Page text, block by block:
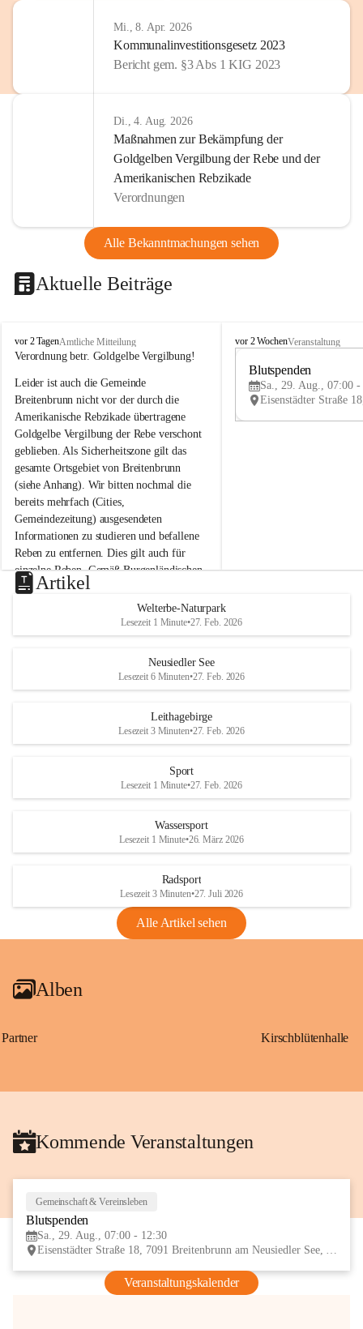
Mi., 8. Apr. 2026
Kommunalinvestitionsgesetz 2023
Bericht gem. §3 Abs 1 KIG 2023
Di., 4. Aug. 2026
Maßnahmen zur Bekämpfung der
Goldgelben Vergilbung der Rebe und der
Amerikanischen Rebzikade
Verordnungen
Alle Bekanntmachungen sehen
Aktuelle Beiträge
B
r
i
t
e
n
b
r
u
n
n
a
m
N
e
u
s
d
S
vor 2 TagenAmtliche Mitteilung
Verordnung betr. Goldgelbe Vergilbung!
Leider ist auch die Gemeinde
Breitenbrunn nicht vor der durch die
Amerikanische Rebzikade übertragene
Goldgelbe Vergilbung der Rebe verschont
geblieben. Als Sicherheitszone gilt das
gesamte Ortsgebiet von Breitenbrunn
(siehe Anhang). Wir bitten nochmal die
bereits mehrfach (Cities,
Gemeindezeitung) ausgesendeten
Informationen zu studieren und befallene
Reben zu entfernen. Dies gilt auch für
einzelne Reben. Gemäß Burgenländischen
Weinbaugesetz sind nicht gepflegte oder
unzulässige Weingärten zu roden! Bitte
helfen wir zusammen um unsere Winzer
vor den prognostizierten Ernteausfällen
und den daraus folgenden wirtschaftlichen
Maßnahmen zur Bekämpfung
Rebe und der Amerikanischen
Anhang VBl. EU Nr. 18
1 Seite•1,4 MB
VBl. EU Nr. 18_2026
B
e
u
e
d
r
S
vor 2 WochenVeranstaltung
Blutspenden
Sa., 29. Aug., 07:00 -
Artikel
Welterbe-Naturpark
Lesezeit 1 Minute•27. Feb. 2026
Neusiedler See
Lesezeit 6 Minuten•27. Feb. 2026
Leithagebirge
Lesezeit 3 Minuten•27. Feb. 2026
Sport
Lesezeit 1 Minute•27. Feb. 2026
Wassersport
Lesezeit 1 Minute•26. März 2026
Radsport
Lesezeit 3 Minuten•27. Juli 2026
Alle Artikel sehen
Alben
Partner Kirschblütenhalle
Kommende Veranstaltungen
Gemeinschaft & Vereinsleben
Blutspenden
Sa., 29. Aug., 07:00 - 12:30
Eisenstädter Straße 18, 7091 Breitenbrunn am Neusiedler See, AUT
Veranstaltungskalender